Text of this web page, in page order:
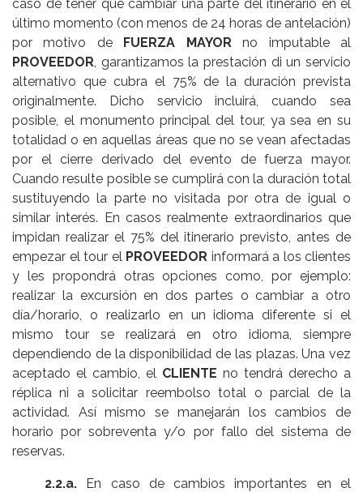
caso de tener que cambiar una parte del itinerario en el
último momento (con menos de 24 horas de antelación)
por motivo de FUERZA MAYOR no imputable al
PROVEEDOR , garantizamos la prestación di un servicio
alternativo que cubra el 75% de la duración prevista
originalmente. Dicho servicio incluirá, cuando sea
posible, el monumento principal del tour, ya sea en su
totalidad o en aquellas áreas que no se vean afectadas
por el cierre derivado del evento de fuerza mayor.
Cuando resulte posible se cumplirá con la duración total
sustituyendo la parte no visitada por otra de igual o
similar interés. En casos realmente extraordinarios que
impidan realizar el 75% del itinerario previsto, antes de
empezar el tour el PROVEEDOR informará a los clientes
y les propondrá otras opciones como, por ejemplo:
realizar la excursión en dos partes o cambiar a otro
día/horario, o realizarlo en un idioma diferente si el
mismo tour se realizará en otro idioma, siempre
dependiendo de la disponibilidad de las plazas. Una vez
aceptado el cambio, el CLIENTE no tendrá derecho a
réplica ni a solicitar reembolso total o parcial de la
actividad. Así mismo se manejarán los cambios de
horario por sobreventa y/o por fallo del sistema de
reservas.
2.2.a. En caso de cambios importantes en el